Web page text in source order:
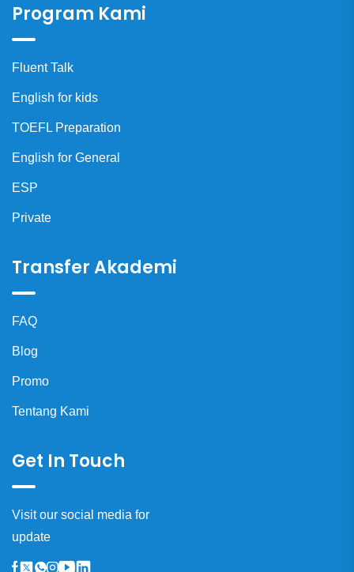
Program Kami
Fluent Talk
English for kids
TOEFL Preparation
English for General
ESP
Private
Transfer Akademi
FAQ
Blog
Promo
Tentang Kami
Get In Touch
Visit our social media for
update